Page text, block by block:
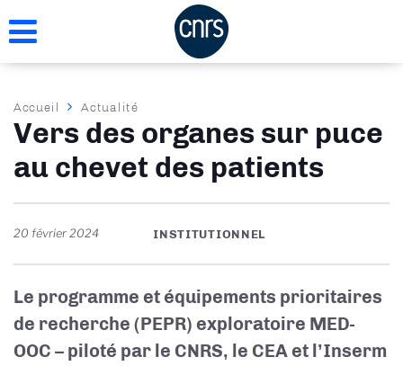
au
Fil
d'Ariane
Accueil Actualité
Vers des organes sur puce
au chevet des patients
20 février 2024 INSTITUTIONNEL
Le programme et équipements prioritaires
de recherche (PEPR) exploratoire MED-
OOC – piloté par le CNRS, le CEA et l’Inserm